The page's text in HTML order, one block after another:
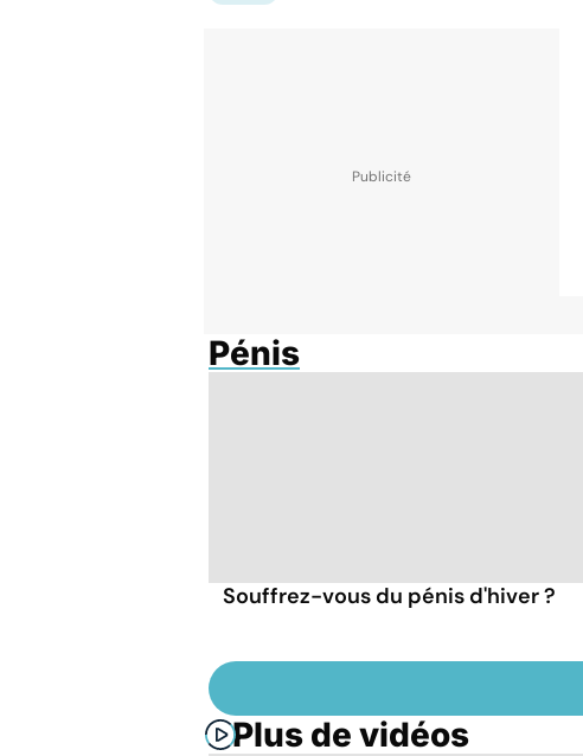
Pénis
Souffrez-vous du pénis d'hiver ?
Plus de vidéos